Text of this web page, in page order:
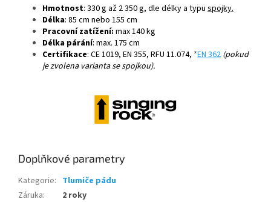
Hmotnost: 330 g až 2 350 g, dle délky a typu spojky.
Délka: 85 cm nebo 155 cm
Pracovní zatížení: max 140 kg
Délka párání: max. 175 cm
Certifikace: CE 1019, EN 355, RFU 11.074, *EN 362 (pokud
je zvolena varianta se spojkou).
Doplňkové parametry
Kategorie: Tlumiče pádu
Záruka:
2 roky